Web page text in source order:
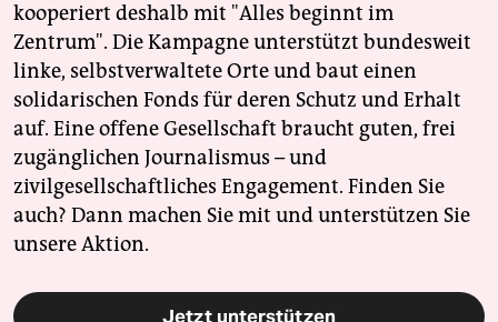
kooperiert deshalb mit "Alles beginnt im
Zentrum". Die Kampagne unterstützt bundesweit
linke, selbstverwaltete Orte und baut einen
solidarischen Fonds für deren Schutz und Erhalt
auf. Eine offene Gesellschaft braucht guten, frei
zugänglichen Journalismus – und
zivilgesellschaftliches Engagement. Finden Sie
auch? Dann machen Sie mit und unterstützen Sie
unsere Aktion.
Jetzt unterstützen